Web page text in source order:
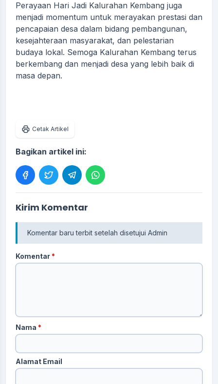
Perayaan Hari Jadi Kalurahan Kembang juga
menjadi momentum untuk merayakan prestasi dan
pencapaian desa dalam bidang pembangunan,
kesejahteraan masyarakat, dan pelestarian
budaya lokal. Semoga Kalurahan Kembang terus
berkembang dan menjadi desa yang lebih baik di
masa depan.
Cetak Artikel
Bagikan artikel ini:
Kirim Komentar
Komentar baru terbit setelah disetujui Admin
Komentar*
Nama *
Alamat Email